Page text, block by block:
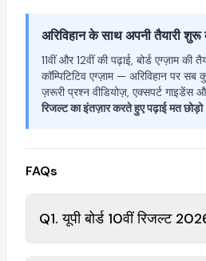
अरिविहान के साथ अपनी तैयारी शुरू
11वीं और 12वीं की पढ़ाई, बोर्ड एग्ज़ाम की
कॉम्पिटिटिव एग्ज़ाम — अरिविहान पर
ज़रूरी प्रश्न वीडियोज़, एक्सपर्ट गाइडेंस
रिजल्ट का इंतज़ार करते हुए पढ़ाई मत
FAQs
Q1. यूपी बोर्ड 10वीं रिजल्ट